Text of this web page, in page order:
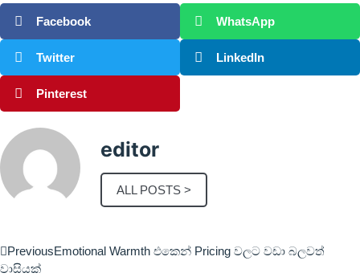
Facebook WhatsApp
Twitter LinkedIn
Pinterest
editor
ALL POSTS >
PreviousEmotional Warmth එකෙන් Pricing වලට වඩා බලවත්
වාසියක්